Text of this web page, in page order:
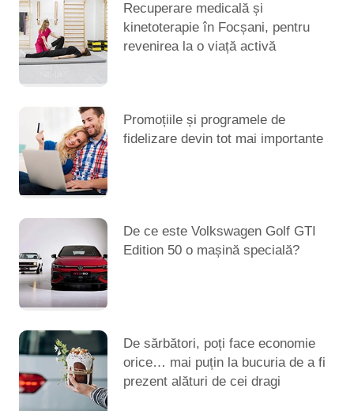
Recuperare medicală și
kinetoterapie în Focșani, pentru
revenirea la o viață activă
Promoțiile și programele de
fidelizare devin tot mai importante
De ce este Volkswagen Golf GTI
Edition 50 o mașină specială?
De sărbători, poți face economie
orice… mai puțin la bucuria de a fi
prezent alături de cei dragi